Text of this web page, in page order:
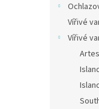
Vířivé
Vířivé